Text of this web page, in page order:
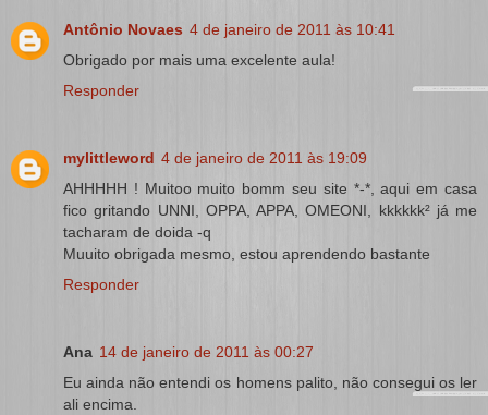
Antônio Novaes 4 de janeiro de 2011 às 10:41
Obrigado por mais uma excelente aula!
Responder
mylittleword 4 de janeiro de 2011 às 19:09
AHHHHH ! Muitoo muito bomm seu site *-*, aqui em casa
fico gritando UNNI, OPPA, APPA, OMEONI, kkkkkk² já me
tacharam de doida -q
Muuito obrigada mesmo, estou aprendendo bastante
Responder
Ana 14 de janeiro de 2011 às 00:27
Eu ainda não entendi os homens palito, não consegui os ler
ali encima.